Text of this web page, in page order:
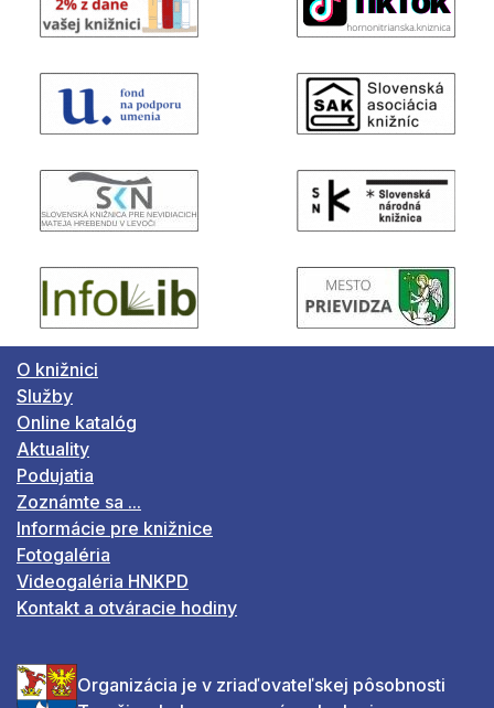
O knižnici
Služby
Online katalóg
Aktuality
Podujatia
Zoznámte sa ...
Informácie pre knižnice
Fotogaléria
Videogaléria HNKPD
Kontakt a otváracie hodiny
Organizácia je v zriaďovateľskej pôsobnosti